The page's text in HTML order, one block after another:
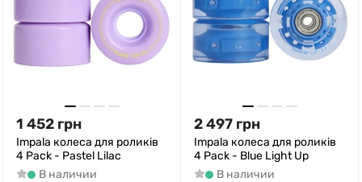
1 452 грн
Impala колеса для роликів
4 Pack - Pastel Lilac
В наличии
2 497 грн
Impala колеса для роликів
4 Pack - Blue Light Up
В наличии